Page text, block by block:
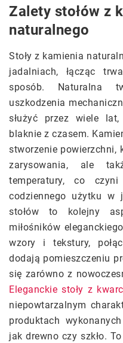
Zalety stołów z
naturalnego
Stoły z kamienia
jadalniach, łącząc
sposób. Naturalna
uszkodzenia
służyć przez wiele
blaknie z czasem.
stworzenie powierzchni,
zarysowania, ale
temperatury, co
codziennego użytku w
stołów to kolejny
miłośników
wzory i tekstury,
dodają pomieszczeniu
się zarówno z
Eleganckie stoły z
niepowtarzalnym
produktach
jak drewno czy szkło.